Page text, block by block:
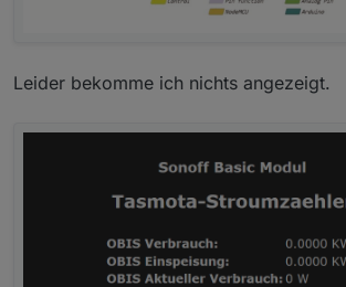
Leider bekomme ich nichts angezeigt.